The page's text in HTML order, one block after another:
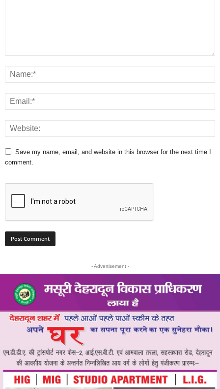
Save my name, email, and website in this browser for the next time I
comment.
- Advertisement -